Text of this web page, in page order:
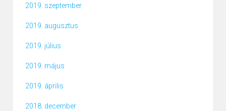
2019. szeptember
2019. augusztus
2019. július
2019. május
2019. április
2018. december